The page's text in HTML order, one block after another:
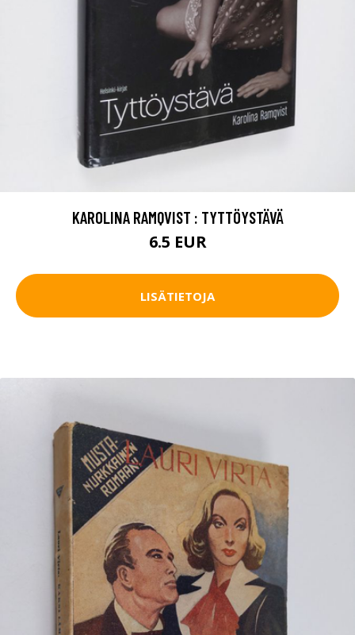
KAROLINA RAMQVIST : TYTTÖYSTÄVÄ
6.5 EUR
LISÄTIETOJA